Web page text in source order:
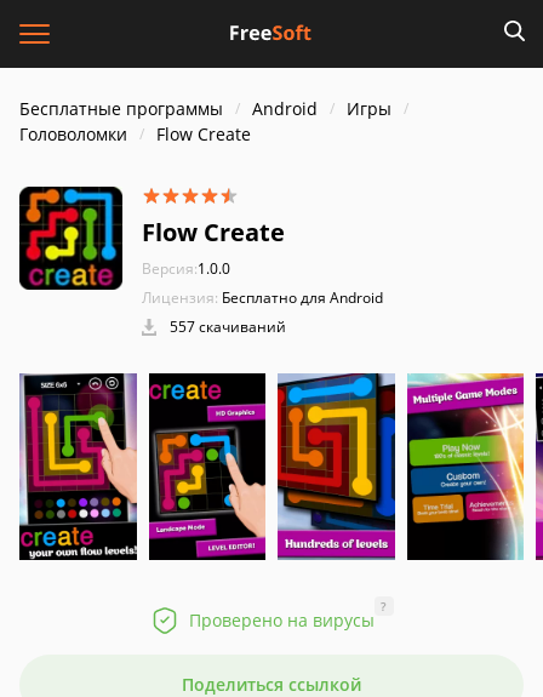
Бесплатные программы Android
Игры
Головоломки
Flow Create
Flow Create
Версия:1.0.0
Лицензия: Бесплатно для Android
557 скачиваний
Проверено на вирусы
?
Поделиться ссылкой